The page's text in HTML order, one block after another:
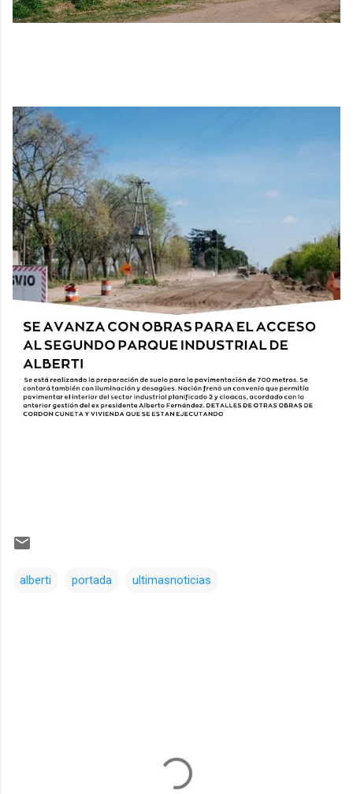
alberti portada ultimasnoticias